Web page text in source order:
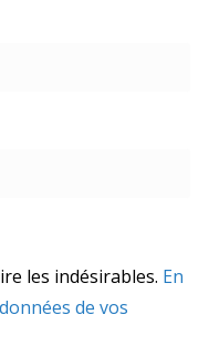
les indésirables. En
de vos